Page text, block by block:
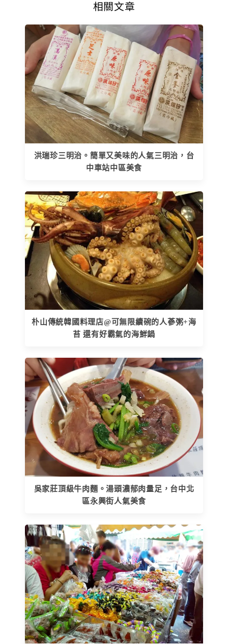
相關文章
洪瑞珍三明治。簡單又美味的人氣三明治，台
中車站中區美食
朴山傳統韓國料理店@可無限續碗的人蔘粥+海
苔 還有好霸氣的海鮮鍋
吳家莊頂級牛肉麵。湯頭濃郁肉量足，台中北
區永興街人氣美食